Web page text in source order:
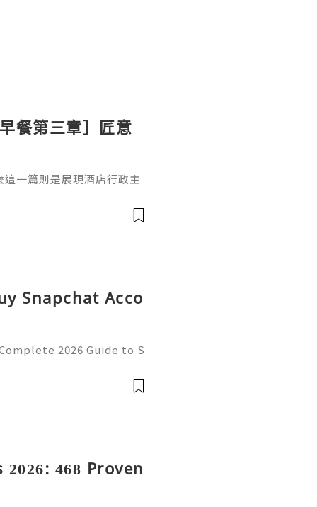
餐第三章］匠意
一篇則是展現酒店行政主
「溫泉卵」利用蛋白與蛋
中慢煮 30-50 分鐘，鎖住
Snapchat Acco
2026 Guide to S
:+1
@usadig
468 Proven